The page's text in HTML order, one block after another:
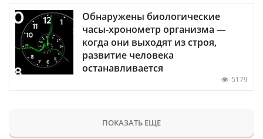
Обнаружены биологические
часы-хронометр организма —
когда они выходят из строя,
развитие человека
останавливается
5179
ПОКАЗАТЬ ЕЩЕ